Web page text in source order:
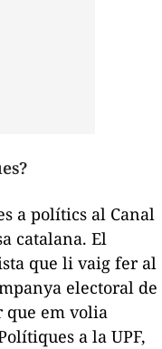
a polítics al Canal
catalana. El
que li vaig fer al
electoral de
que em volia
a la UPF,